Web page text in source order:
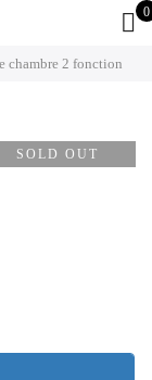
0
chambre 2 fonction
SOLD OUT